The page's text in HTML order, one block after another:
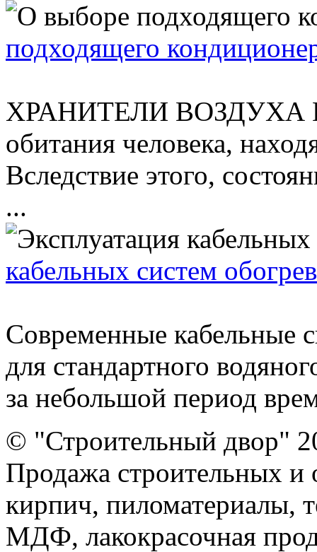
подходящего
ХРАНИТЕЛИ ВОЗДУХА
обитания человека,
Вследствие этого,
...
кабельных систем
Современные кабельные
для стандартного
за небольшой период
© "Строительный двор"
Продажа строительных и
кирпич, пиломатериалы,
МДФ, лакокрасочная